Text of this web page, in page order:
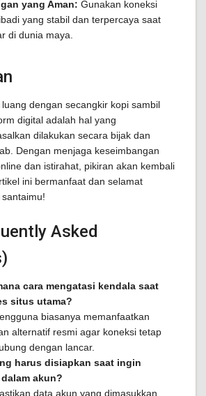
yang Aman: Gunakan koneksi
yang stabil dan terpercaya saat
di dunia maya.
dengan secangkir kopi sambil
digital adalah hal yang
dilakukan secara bijak dan
Dengan menjaga keseimbangan
dan istirahat, pikiran akan kembali
ini bermanfaat dan selamat
Asked
cara mengatasi kendala saat
situs utama?
biasanya memanfaatkan
alternatif resmi agar koneksi tetap
dengan lancar.
harus disiapkan saat ingin
akun?
data akun yang dimasukkan